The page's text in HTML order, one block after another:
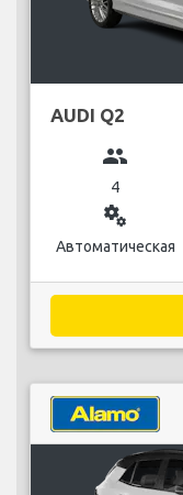
AUDI Q2
group
4
miscellaneous_services
Автоматическая